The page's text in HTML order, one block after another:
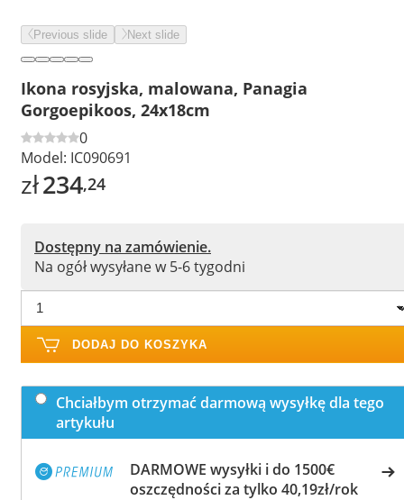
Previous slide Next slide
Ikona rosyjska, malowana, Panagia
Gorgoepikoos, 24x18cm
0
Model: IC090691
zł234,24
Dostępny na zamówienie.
Na ogół wysyłane w 5-6 tygodni
DODAJ DO KOSZYKA
Chciałbym otrzymać darmową wysyłkę dla tego
artykułu
DARMOWE wysyłki i do 1500€
oszczędności za tylko 40,19zł/rok